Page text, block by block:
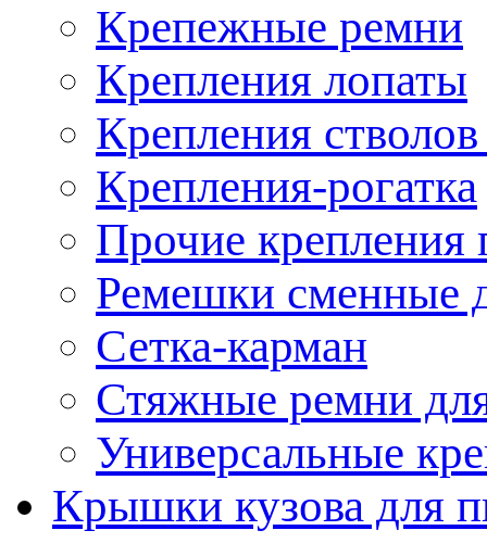
Крепежные ремни
Крепления лопаты
Крепления
Крепления-рогатка
Прочие крепления
Ремешки сменные
Сетка-карман
Стяжные ремни
Универсальные
Крышки кузова для